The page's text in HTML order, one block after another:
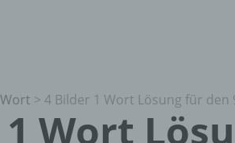
> 4 Bilder 1 Wort Lösung für den
Wort